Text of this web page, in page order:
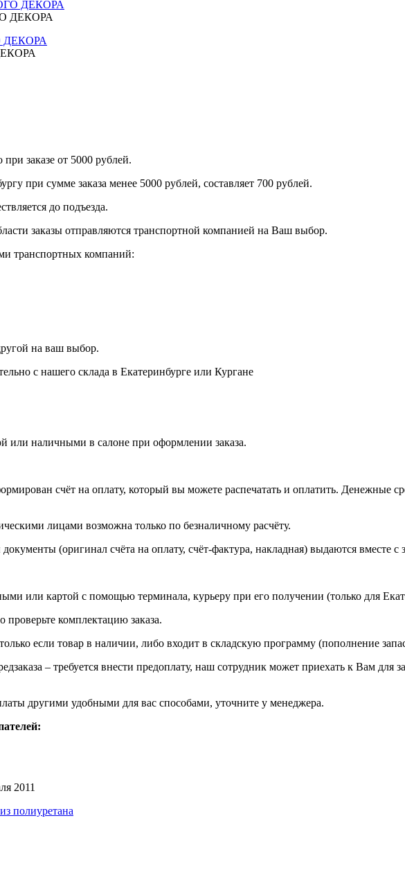
ДЕКОРА
заказе от 5000 рублей.
при сумме заказа менее 5000 рублей, составляет 700 рублей.
до подъезда.
заказы отправляются транспортной компанией на Ваш выбор.
транспортных компаний:
на ваш выбор.
с нашего склада в Екатеринбурге или Кургане
или наличными в салоне при оформлении заказа.
счёт на оплату, который вы можете распечатать и оплатить. Денежные
лицами возможна только по безналичному расчёту.
(оригинал счёта на оплату, счёт-фактура, накладная) выдаются вместе с
или картой с помощью терминала, курьеру при его получении (только для
проверьте комплектацию заказа.
если товар в наличии, либо входит в складскую программу (пополнение
– требуется внести предоплату, наш сотрудник может приехать к Вам для
другими удобными для вас способами, уточните у менеджера.
2011
полиуретана